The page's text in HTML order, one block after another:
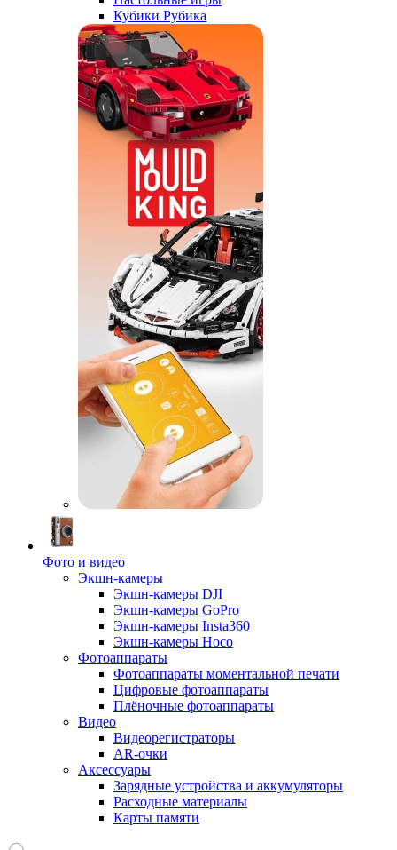
Кубики Рубика
Фото и видео
Экшн-камеры
Экшн-камеры DJI
Экшн-камеры GoPro
Экшн-камеры Insta360
Экшн-камеры Hoco
Фотоаппараты
Фотоаппараты моментальной печати
Цифровые фотоаппараты
Плёночные фотоаппараты
Видео
Видеорегистраторы
AR-очки
Аксессуары
Зарядные устройства и аккумуляторы
Расходные материалы
Карты памяти